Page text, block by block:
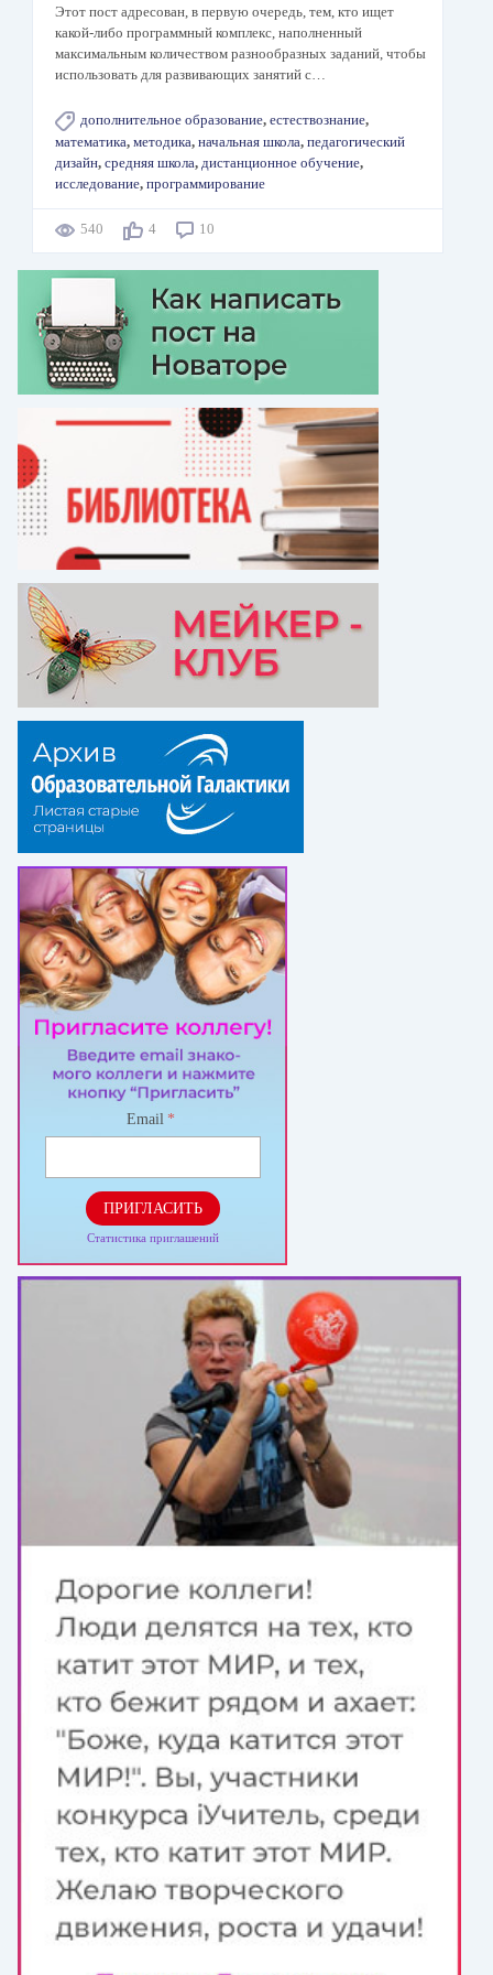
Этот пост адресован, в первую очередь, тем, кто ищет
какой-либо программный комплекс, наполненный
максимальным количеством разнообразных заданий, чтобы
использовать для развивающих занятий с…
дополнительное образование, естествознание,
математика, методика, начальная школа, педагогический
дизайн, средняя школа, дистанционное обучение,
исследование, программирование
540 4 10
Email *
ПРИГЛАСИТЬ
Статистика приглашений